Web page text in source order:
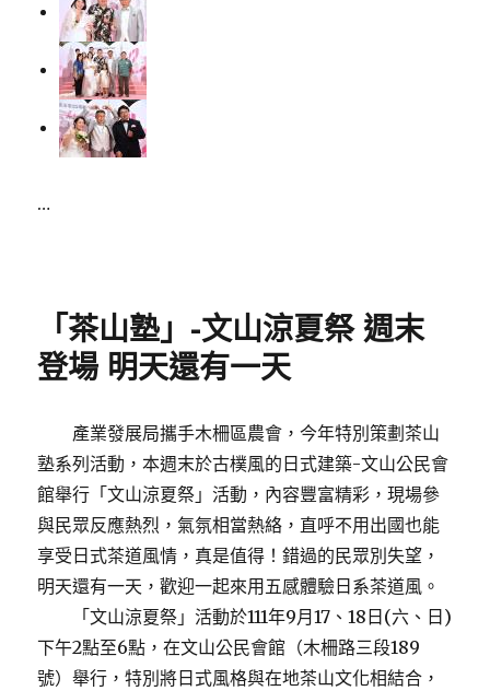
…
「茶山塾」-文山涼夏祭 週末
登場 明天還有一天
產業發展局攜手木柵區農會，今年特別策劃茶山
塾系列活動，本週末於古樸風的日式建築-文山公民會
館舉行「文山涼夏祭」活動，內容豐富精彩，現場參
與民眾反應熱烈，氣氛相當熱絡，直呼不用出國也能
享受日式茶道風情，真是值得！錯過的民眾別失望，
明天還有一天，歡迎一起來用五感體驗日系茶道風。
「文山涼夏祭」活動於111年9月17、18日(六、日)
下午2點至6點，在文山公民會館（木柵路三段189
號）舉行，特別將日式風格與在地茶山文化相結合，